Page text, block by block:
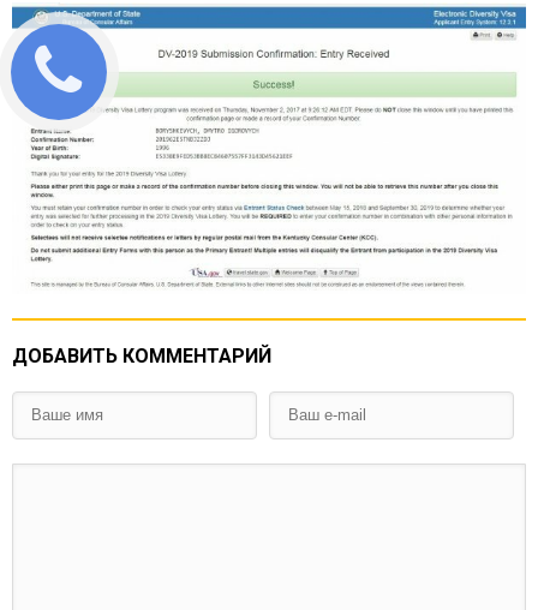
ДОБАВИТЬ КОММЕНТАРИЙ